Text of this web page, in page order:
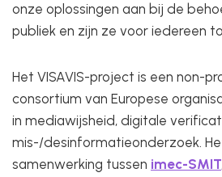
onze oplossingen aan bij de
publiek en zijn ze voor iedereen
Het VISAVIS-project is een non-
consortium van Europese
in mediawijsheid, digitale
mis-/desinformatieonderzoek.
samenwerking tussen imec-SMIT